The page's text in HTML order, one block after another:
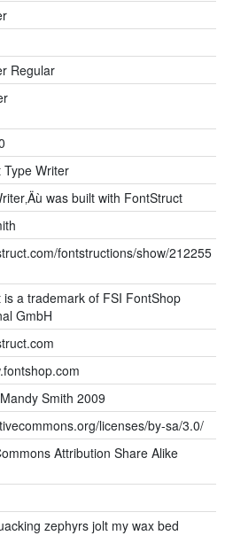
Regular
Type Writer
was built with FontStruct
fontstructions/show/212255
is a trademark of FSI FontShop
GmbH
Smith 2009
licenses/by-sa/3.0/
Attribution Share Alike
zephyrs jolt my wax bed